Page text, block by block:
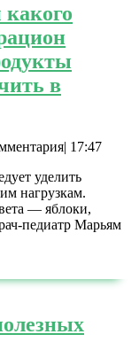
в
| 17:47
уделить
нагрузкам.
— яблоки,
педиатр Марьям